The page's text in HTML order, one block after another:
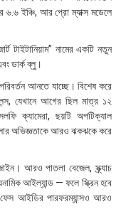
৬.৬ ইঞ্চি, আর প্রো ম্যাক্স মডেলে
টাইটানিয়াম” নামের একটি নতুন
ডার্ক ব্লু।
আনতে যাচ্ছে। বিশেষ করে
যেখানে আগের ছিল মাত্র ১২
ক্যামেরা, ছয়টি অপটিক্যাল
অভিজ্ঞতাকে আরও ঝকঝকে করে
আরও পাতলা বেজেল, স্ক্র্যাচ
আইল্যান্ড — ফলে স্ক্রিন হবে
আইডির পারফরম্যান্সও আরও